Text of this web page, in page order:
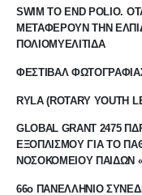
SWIM TO END POLIO.
ΜΕΤΑΦΕΡΟΥΝ ΤΗΝ
ΠΟΛΙΟΜΥΕΛΙΤΙΔΑ
ΦΕΣΤΙΒΑΛ
RYLA (ROTARY YOUTH
GLOBAL GRANT 2475
ΕΞΟΠΛΙΣΜΟΥ ΓΙΑ ΤΟ
ΝΟΣΟΚΟΜΕΙΟΥ ΠΑΙΔΩΝ
66ο ΠΑΝΕΛΛΗΝΙΟ